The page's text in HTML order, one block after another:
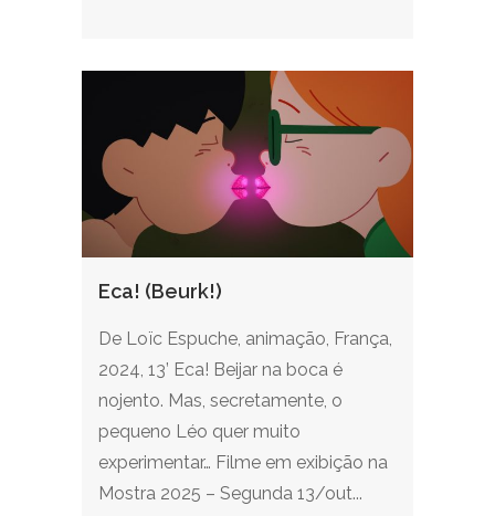
Eca! (Beurk!)
De Loïc Espuche, animação, França,
2024, 13’ Eca! Beijar na boca é
nojento. Mas, secretamente, o
pequeno Léo quer muito
experimentar… Filme em exibição na
Mostra 2025 – Segunda 13/out...